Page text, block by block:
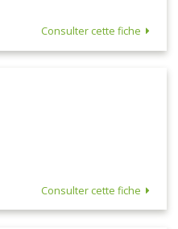
Consulter cette fiche
Consulter cette fiche